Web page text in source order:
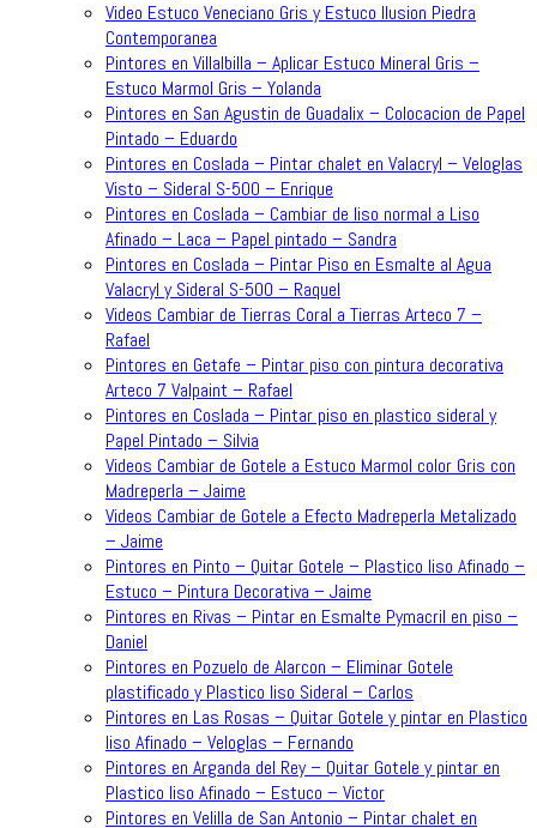
Video Estuco Veneciano Gris y Estuco Ilusion Piedra
Contemporanea
Pintores en Villalbilla – Aplicar Estuco Mineral Gris –
Estuco Marmol Gris – Yolanda
Pintores en San Agustin de Guadalix – Colocacion de Papel
Pintado – Eduardo
Pintores en Coslada – Pintar chalet en Valacryl – Veloglas
Visto – Sideral S-500 – Enrique
Pintores en Coslada – Cambiar de liso normal a Liso
Afinado – Laca – Papel pintado – Sandra
Pintores en Coslada – Pintar Piso en Esmalte al Agua
Valacryl y Sideral S-500 – Raquel
Videos Cambiar de Tierras Coral a Tierras Arteco 7 –
Rafael
Pintores en Getafe – Pintar piso con pintura decorativa
Arteco 7 Valpaint – Rafael
Pintores en Coslada – Pintar piso en plastico sideral y
Papel Pintado – Silvia
Videos Cambiar de Gotele a Estuco Marmol color Gris con
Madreperla – Jaime
Videos Cambiar de Gotele a Efecto Madreperla Metalizado
– Jaime
Pintores en Pinto – Quitar Gotele – Plastico liso Afinado –
Estuco – Pintura Decorativa – Jaime
Pintores en Rivas – Pintar en Esmalte Pymacril en piso –
Daniel
Pintores en Pozuelo de Alarcon – Eliminar Gotele
plastificado y Plastico liso Sideral – Carlos
Pintores en Las Rosas – Quitar Gotele y pintar en Plastico
liso Afinado – Veloglas – Fernando
Pintores en Arganda del Rey – Quitar Gotele y pintar en
Plastico liso Afinado – Estuco – Victor
Pintores en Velilla de San Antonio – Pintar chalet en